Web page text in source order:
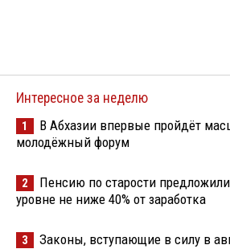
Интересное за неделю
1
В Абхазии впервые пройдёт
молодёжный форум
2
Пенсию по старости
уровне не ниже 40% от заработка
3 Законы, вступающие в силу в